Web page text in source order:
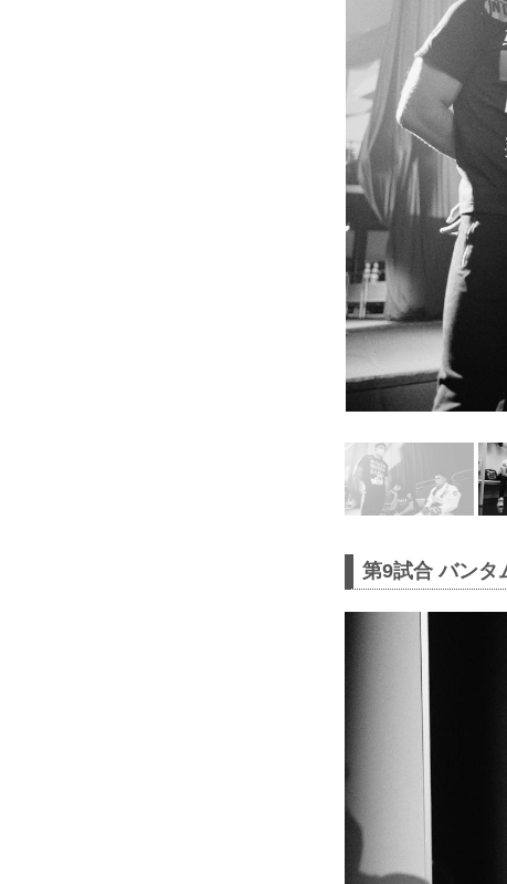
第9試合 バンタ